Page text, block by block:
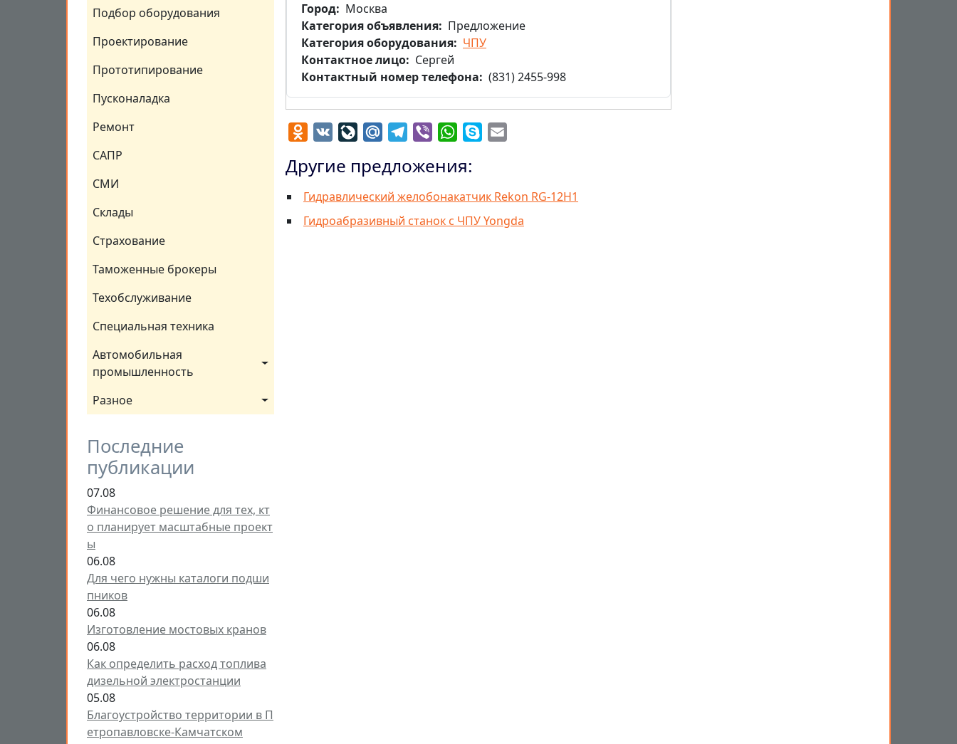
Подбор оборудования
Проектирование
Прототипирование
Пусконаладка
Ремонт
САПР
СМИ
Склады
Страхование
Таможенные брокеры
Техобслуживание
Специальная техника
Автомобильная
промышленность
Разное
Последние
публикации
07.08
Финансовое решение для тех, кт
о планирует масштабные проект
ы
06.08
Для чего нужны каталоги подши
пников
06.08
Изготовление мостовых кранов
06.08
Как определить расход топлива
дизельной электростанции
05.08
Благоустройство территории в П
етропавловске-Камчатском
Город
Москва
Категория объявления
Предложение
Категория оборудования
ЧПУ
Контактное лицо
Сергей
Контактный номер телефона
(831) 2455-998
Odnoklassniki
VK LiveJournal
Mail.RuTelegram
Viber WhatsApp
Skype
Другие предложения:
Гидравлический желобонакатчик Rekon RG-12H1
Гидроабразивный станок с ЧПУ Yongda